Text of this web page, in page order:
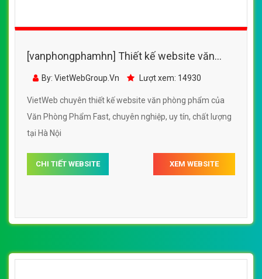
[vanphongphamhn] Thiết kế website văn
phòng phẩm của Văn Phòng Phẩm Fast
By: VietWebGroup.Vn Lượt xem: 14930
VietWeb chuyên thiết kế website văn phòng phẩm của
Văn Phòng Phẩm Fast, chuyên nghiệp, uy tín, chất lượng
tại Hà Nội
CHI TIẾT WEBSITE XEM WEBSITE